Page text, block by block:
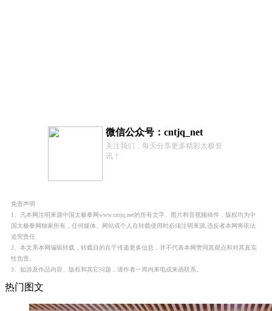
微信公众号：cntjq_net
关注我们，每天分享更多精彩太极资
讯！
免责声明
1、凡本网注明来源中国太极拳网www.cntjq.net的所有文字、图片和音视频稿件，版权均为中
国太极拳网独家所有，任何媒体、网站或个人在转载使用时必须注明来源,违反者本网将依法
追究责任
2、本文系本网编辑转载，转载目的在于传递更多信息，并不代表本网赞同其观点和对其真实
性负责。
3、如涉及作品内容、版权和其它问题，请作者一周内来电或来函联系。
热门图文